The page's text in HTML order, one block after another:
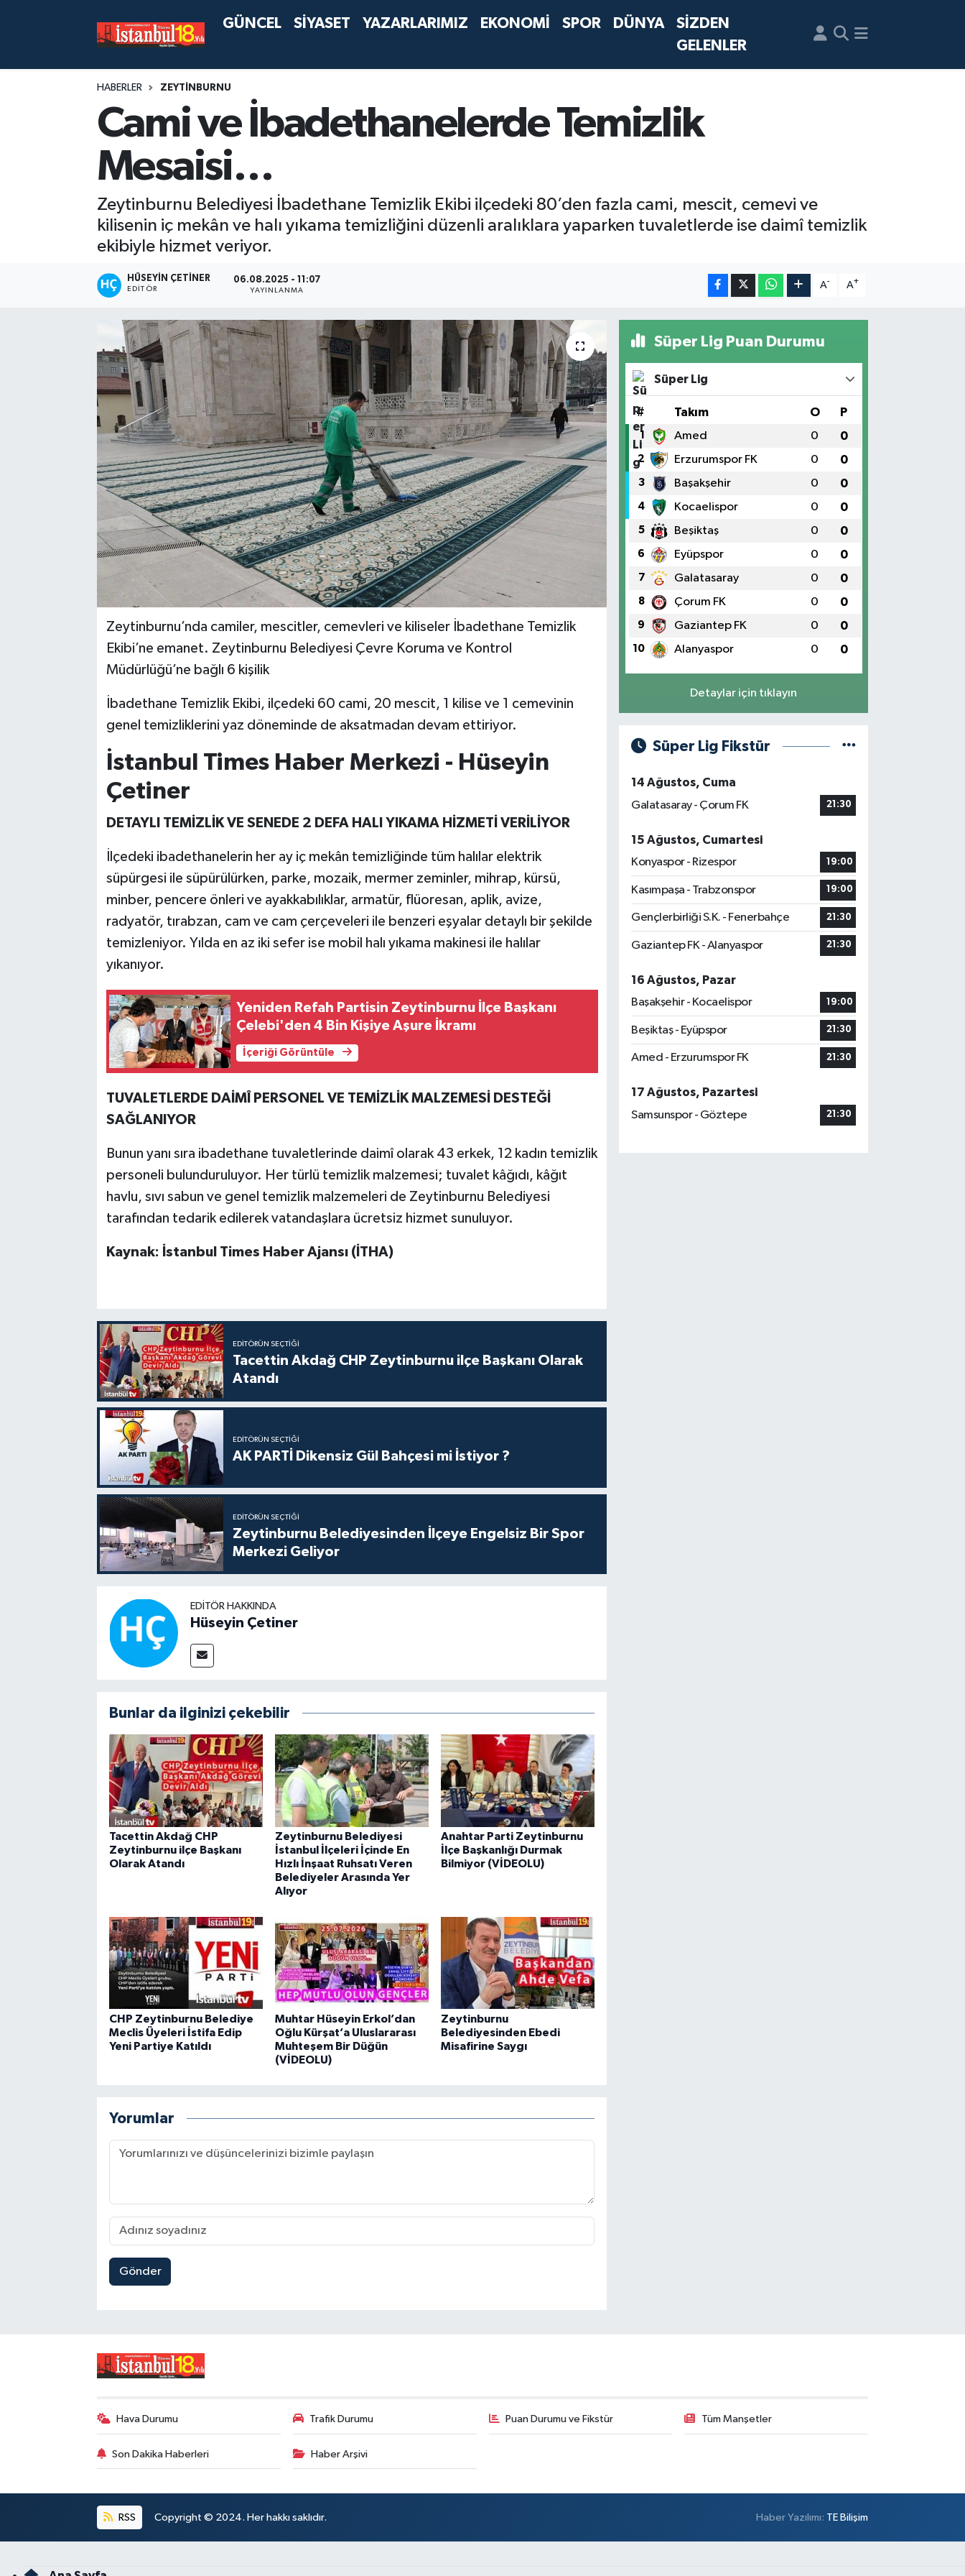
GÜNCEL SİYASET YAZARLARIMIZ EKONOMİ SPOR DÜNYA
SİZDEN
GELENLER
HABERLER ZEYTİNBURNU
Cami ve İbadethanelerde Temizlik
Mesaisi…
Zeytinburnu Belediyesi İbadethane Temizlik Ekibi ilçedeki 80’den fazla cami, mescit, cemevi ve
kilisenin iç mekân ve halı yıkama temizliğini düzenli aralıklara yaparken tuvaletlerde ise daimî temizlik
ekibiyle hizmet veriyor.
HÜSEYIN ÇETINER
EDITÖR
06.08.2025 - 11:07
YAYINLANMA
A- A+
Zeytinburnu’nda camiler, mescitler, cemevleri ve kiliseler İbadethane Temizlik
Ekibi’ne emanet. Zeytinburnu Belediyesi Çevre Koruma ve Kontrol
Müdürlüğü’ne bağlı 6 kişilik
İbadethane Temizlik Ekibi, ilçedeki 60 cami, 20 mescit, 1 kilise ve 1 cemevinin
genel temizliklerini yaz döneminde de aksatmadan devam ettiriyor.
İstanbul Times Haber Merkezi - Hüseyin
Çetiner
DETAYLI TEMİZLİK VE SENEDE 2 DEFA HALI YIKAMA HİZMETİ VERİLİYOR
İlçedeki ibadethanelerin her ay iç mekân temizliğinde tüm halılar elektrik
süpürgesi ile süpürülürken, parke, mozaik, mermer zeminler, mihrap, kürsü,
minber, pencere önleri ve ayakkabılıklar, armatür, flüoresan, aplik, avize,
radyatör, tırabzan, cam ve cam çerçeveleri ile benzeri eşyalar detaylı bir şekilde
temizleniyor. Yılda en az iki sefer ise mobil halı yıkama makinesi ile halılar
yıkanıyor.
Yeniden Refah Partisin Zeytinburnu İlçe Başkanı
Çelebi'den 4 Bin Kişiye Aşure İkramı
İçeriği Görüntüle
TUVALETLERDE DAİMÎ PERSONEL VE TEMİZLİK MALZEMESİ DESTEĞİ
SAĞLANIYOR
Bunun yanı sıra ibadethane tuvaletlerinde daimî olarak 43 erkek, 12 kadın temizlik
personeli bulunduruluyor. Her türlü temizlik malzemesi; tuvalet kâğıdı, kâğıt
havlu, sıvı sabun ve genel temizlik malzemeleri de Zeytinburnu Belediyesi
tarafından tedarik edilerek vatandaşlara ücretsiz hizmet sunuluyor.
Kaynak: İstanbul Times Haber Ajansı (İTHA)
EDITÖRÜN SEÇTIĞI
Tacettin Akdağ CHP Zeytinburnu ilçe Başkanı Olarak
Atandı
EDITÖRÜN SEÇTIĞI
AK PARTİ Dikensiz Gül Bahçesi mi İstiyor ?
EDITÖRÜN SEÇTIĞI
Zeytinburnu Belediyesinden İlçeye Engelsiz Bir Spor
Merkezi Geliyor
EDITÖR HAKKINDA
Hüseyin Çetiner
Bunlar da ilginizi çekebilir
Tacettin Akdağ CHP
Zeytinburnu ilçe Başkanı
Olarak Atandı
Zeytinburnu Belediyesi
İstanbul İlçeleri İçinde En
Hızlı İnşaat Ruhsatı Veren
Belediyeler Arasında Yer
Alıyor
Anahtar Parti Zeytinburnu
İlçe Başkanlığı Durmak
Bilmiyor (VİDEOLU)
CHP Zeytinburnu Belediye
Meclis Üyeleri İstifa Edip
Yeni Partiye Katıldı
Muhtar Hüseyin Erkol’dan
Oğlu Kürşat’a Uluslararası
Muhteşem Bir Düğün
(VİDEOLU)
Zeytinburnu
Belediyesinden Ebedi
Misafirine Saygı
Yorumlar
Gönder
Süper Lig Puan Durumu
Süper Lig
# Takım O P
1 Amed 0 0
2 Erzurumspor FK 0 0
3 Başakşehir 0 0
4 Kocaelispor 0 0
5 Beşiktaş 0 0
6 Eyüpspor 0 0
7 Galatasaray 0 0
8 Çorum FK 0 0
9 Gaziantep FK 0 0
10 Alanyaspor 0 0
Detaylar için tıklayın
Süper Lig Fikstür
14 Ağustos, Cuma
Galatasaray - Çorum FK
21:30
15 Ağustos, Cumartesi
Konyaspor - Rizespor
19:00
Kasımpaşa - Trabzonspor 19:00
Gençlerbirliği S.K. - Fenerbahçe 21:30
Gaziantep FK - Alanyaspor 21:30
16 Ağustos, Pazar
Başakşehir - Kocaelispor
19:00
Beşiktaş - Eyüpspor 21:30
Amed - Erzurumspor FK 21:30
17 Ağustos, Pazartesi
Samsunspor - Göztepe
21:30
Hava Durumu Trafik Durumu Puan Durumu ve Fikstür Tüm Manşetler
Son Dakika Haberleri Haber Arşivi
RSS Copyright © 2024. Her hakkı saklıdır. Haber Yazılımı: TE Bilişim